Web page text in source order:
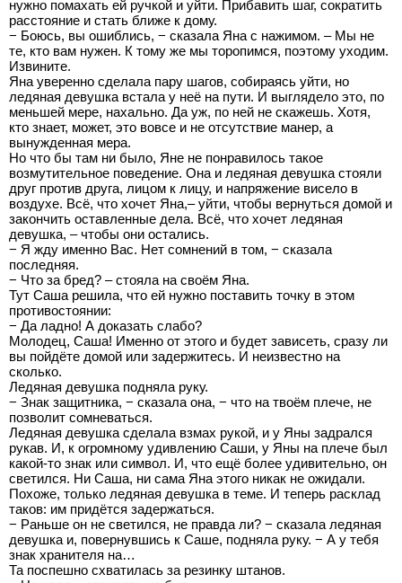
нужно помахать ей ручкой и уйти. Прибавить шаг, сократить
расстояние и стать ближе к дому.
− Боюсь, вы ошиблись, − сказала Яна с нажимом. – Мы не
те, кто вам нужен. К тому же мы торопимся, поэтому уходим.
Извините.
Яна уверенно сделала пару шагов, собираясь уйти, но
ледяная девушка встала у неё на пути. И выглядело это, по
меньшей мере, нахально. Да уж, по ней не скажешь. Хотя,
кто знает, может, это вовсе и не отсутствие манер, а
вынужденная мера.
Но что бы там ни было, Яне не понравилось такое
возмутительное поведение. Она и ледяная девушка стояли
друг против друга, лицом к лицу, и напряжение висело в
воздухе. Всё, что хочет Яна,– уйти, чтобы вернуться домой и
закончить оставленные дела. Всё, что хочет ледяная
девушка, – чтобы они остались.
− Я жду именно Вас. Нет сомнений в том, − сказала
последняя.
− Что за бред? – стояла на своём Яна.
Тут Саша решила, что ей нужно поставить точку в этом
противостоянии:
− Да ладно! А доказать слабо?
Молодец, Саша! Именно от этого и будет зависеть, сразу ли
вы пойдёте домой или задержитесь. И неизвестно на
сколько.
Ледяная девушка подняла руку.
− Знак защитника, − сказала она, − что на твоём плече, не
позволит сомневаться.
Ледяная девушка сделала взмах рукой, и у Яны задрался
рукав. И, к огромному удивлению Саши, у Яны на плече был
какой-то знак или символ. И, что ещё более удивительно, он
светился. Ни Саша, ни сама Яна этого никак не ожидали.
Похоже, только ледяная девушка в теме. И теперь расклад
таков: им придётся задержаться.
− Раньше он не светился, не правда ли? − сказала ледяная
девушка и, повернувшись к Саше, подняла руку. − А у тебя
знак хранителя на…
Та поспешно схватилась за резинку штанов.